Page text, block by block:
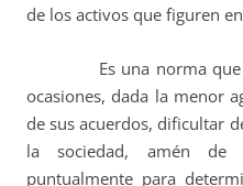
de los activos que figuren
Es una norma
ocasiones, dada la menor
de sus acuerdos, dificultar
la sociedad, amén de
puntualmente para